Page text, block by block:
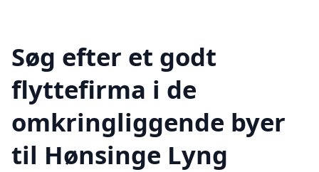
Søg efter et godt
flyttefirma i de
omkringliggende byer
til Hønsinge Lyng